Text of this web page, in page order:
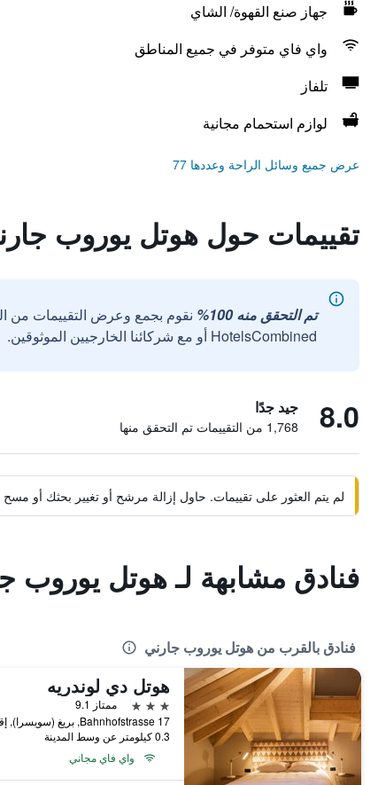
جهاز صنع القهوة/ الشاي
واي فاي متوفر في جميع المناطق
تلفاز
لوازم استحمام مجانية
عرض جميع وسائل الراحة وعددها 77
تقييمات حول هوتل يوروب
تم التحقق منه 100%
نقوم بجمع وعرض التقييمات من
HotelsCombined أو مع شركائنا الخارجيين الموثوقين.
8.0 جيد جدًا
1,768 من التقييمات تم التحقق منها
لم يتم العثور على تقييمات. حاول إزالة مرشح أو تغيير بحثك أو
فنادق مشابهة لـ هوتل يوروب
فنادق بالقرب من هوتل يوروب جارني
هوتل دي لوندريه
3 نجوم
ممتاز 9.1
0.3 كيلومتر عن وسط المدينة
واي فاي مجاني